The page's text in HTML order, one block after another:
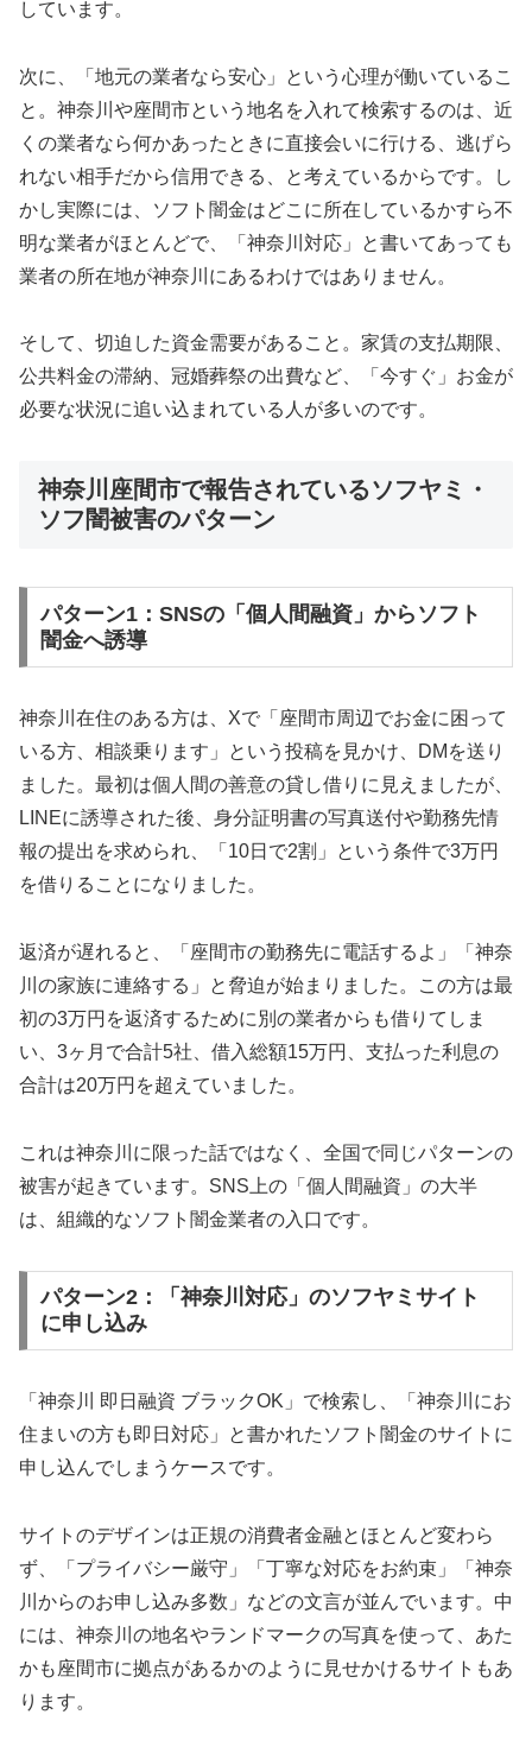
しています。
次に、「地元の業者なら安心」という心理が働いているこ
と。神奈川や座間市という地名を入れて検索するのは、近
くの業者なら何かあったときに直接会いに行ける、逃げら
れない相手だから信用できる、と考えているからです。し
かし実際には、ソフト闇金はどこに所在しているかすら不
明な業者がほとんどで、「神奈川対応」と書いてあっても
業者の所在地が神奈川にあるわけではありません。
そして、切迫した資金需要があること。家賃の支払期限、
公共料金の滞納、冠婚葬祭の出費など、「今すぐ」お金が
必要な状況に追い込まれている人が多いのです。
神奈川座間市で報告されているソフヤミ・
ソフ闇被害のパターン
パターン1：SNSの「個人間融資」からソフト
闇金へ誘導
神奈川在住のある方は、Xで「座間市周辺でお金に困って
いる方、相談乗ります」という投稿を見かけ、DMを送り
ました。最初は個人間の善意の貸し借りに見えましたが、
LINEに誘導された後、身分証明書の写真送付や勤務先情
報の提出を求められ、「10日で2割」という条件で3万円
を借りることになりました。
返済が遅れると、「座間市の勤務先に電話するよ」「神奈
川の家族に連絡する」と脅迫が始まりました。この方は最
初の3万円を返済するために別の業者からも借りてしま
い、3ヶ月で合計5社、借入総額15万円、支払った利息の
合計は20万円を超えていました。
これは神奈川に限った話ではなく、全国で同じパターンの
被害が起きています。SNS上の「個人間融資」の大半
は、組織的なソフト闇金業者の入口です。
パターン2：「神奈川対応」のソフヤミサイト
に申し込み
「神奈川 即日融資 ブラックOK」で検索し、「神奈川にお
住まいの方も即日対応」と書かれたソフト闇金のサイトに
申し込んでしまうケースです。
サイトのデザインは正規の消費者金融とほとんど変わら
ず、「プライバシー厳守」「丁寧な対応をお約束」「神奈
川からのお申し込み多数」などの文言が並んでいます。中
には、神奈川の地名やランドマークの写真を使って、あた
かも座間市に拠点があるかのように見せかけるサイトもあ
ります。